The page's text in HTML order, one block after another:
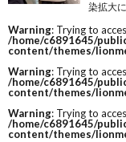
染拡大
Warning: Trying to
/home/c6891645/
content/themes/
Warning: Trying to
/home/c6891645/
content/themes/
Warning: Trying to
/home/c6891645/
content/themes/